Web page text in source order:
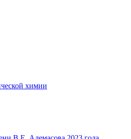
химии